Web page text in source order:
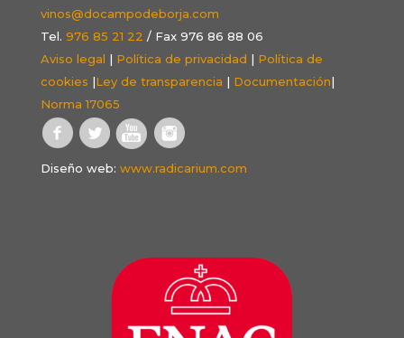
vinos@docampodeborja.com
Tel. 976 85 21 22 / Fax 976 86 88 06
Aviso legal | Política de privacidad | Política de
cookies |Ley de transparencia | Documentación|
Norma 17065
Diseño web: www.radicarium.com